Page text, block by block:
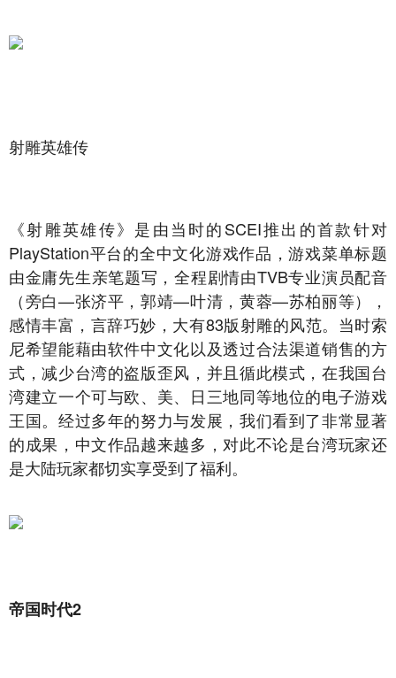
射雕英雄传
《射雕英雄传》是由当时的SCEI推出的首款针对
PlayStation平台的全中文化游戏作品，游戏菜单标题
由金庸先生亲笔题写，全程剧情由TVB专业演员配音
（旁白—张济平，郭靖—叶清，黄蓉—苏柏丽等），
感情丰富，言辞巧妙，大有83版射雕的风范。当时索
尼希望能藉由软件中文化以及透过合法渠道销售的方
式，减少台湾的盗版歪风，并且循此模式，在我国台
湾建立一个可与欧、美、日三地同等地位的电子游戏
王国。经过多年的努力与发展，我们看到了非常显著
的成果，中文作品越来越多，对此不论是台湾玩家还
是大陆玩家都切实享受到了福利。
帝国时代2